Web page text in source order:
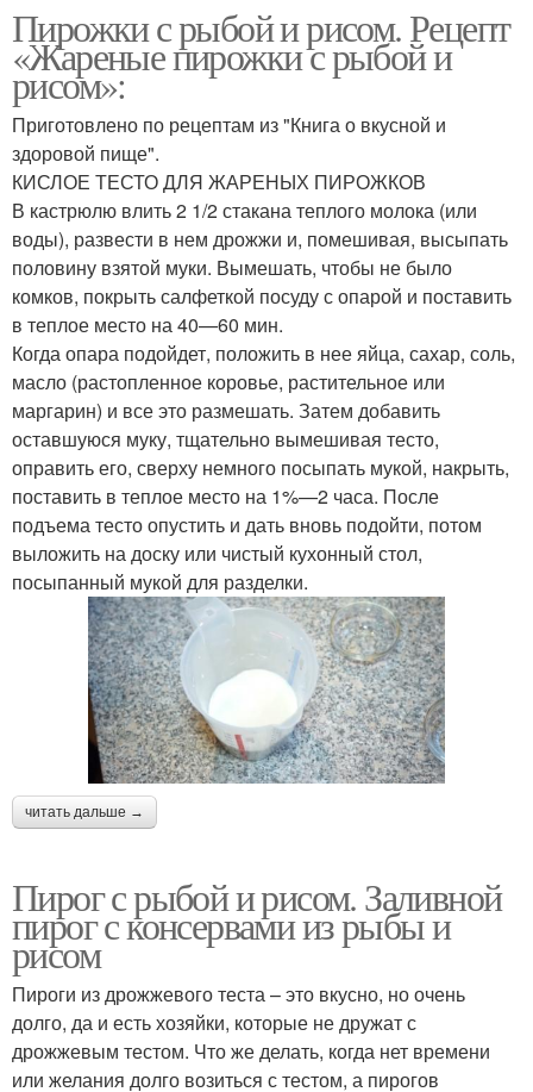
Пирожки с рыбой и рисом. Рецепт
«Жареные пирожки с рыбой и
рисом»:
Приготовлено по рецептам из "Книга о вкусной и
здоровой пище".
КИСЛОЕ ТЕСТО ДЛЯ ЖАРЕНЫХ ПИРОЖКОВ
В кастрюлю влить 2 1/2 стакана теплого мо­лока (или
воды), развести в нем дрожжи и, помешивая, высыпать
половину взятой муки. Вымешать, чтобы не было
комков, покрыть салфеткой посуду с опарой и поставить
в теплое место на 40—60 мин.
Когда опара подойдет, положить в нее яйца, сахар, соль,
масло (растопленное коровье, растительное или
маргарин) и все это размешать. Затем добавить
оставшуюся муку, тщательно вы­мешивая тесто,
оправить его, сверху немного посыпать мукой, накрыть,
поставить в теп­лое место на 1%—2 часа. После
подъема тесто опустить и дать вновь подойти, потом
выложить на доску или чистый кухонный стол,
посыпанный мукой для разделки.
читать дальше →
Пирог с рыбой и рисом. Заливной
пирог с консервами из рыбы и
рисом
Пироги из дрожжевого теста – это вкусно, но очень
долго, да и есть хозяйки, которые не дружат с
дрожжевым тестом. Что же делать, когда нет времени
или желания долго возиться с тестом, а пирогов